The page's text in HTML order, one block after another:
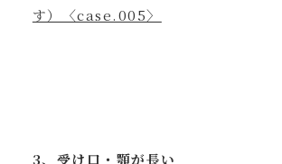
す）〈case.005〉
3、受け口・顎が長い